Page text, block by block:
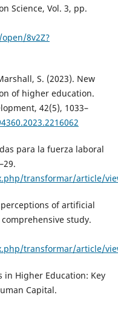
Science, Vol. 3, pp.
8v2Z?
S. (2023). New
of higher education.
42(5), 1033–
para la fuerza laboral
transformar/article/
perceptions of artificial
study.
transformar/article/
in Higher Education: Key
Capital.